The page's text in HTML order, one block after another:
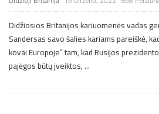
Didžiosios Britanijos kariuomenės vadas
Sandersas savo šalies kariams pareiškė,
kovai Europoje“ tam, kad Rusijos
pajėgos būtų įveiktos, …